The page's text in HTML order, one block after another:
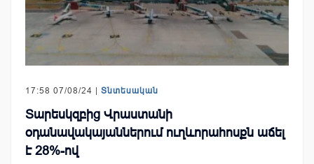
17:58 07/08/24 | Տնտեսական
Տարեսկզբից Վրաստանի
օդանավակայաններում ուղևորահոսքն աճել
է 28%-ով